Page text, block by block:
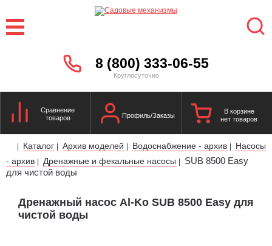
8 (800) 333-06-55
Круглосуточно
Сравнение
товаров
Профиль/Заказы
В корзине
нет товаров
| Каталог | Архив моделей | Водоснабжение - архив |
Насосы
- архив | Дренажные и фекальные насосы |
SUB 8500 Easy
для чистой воды
Дренажный насос Al-Ko SUB 8500 Easy для
чистой воды